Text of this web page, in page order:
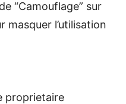
“Camouflage” sur
masquer l’utilisation
proprietaire